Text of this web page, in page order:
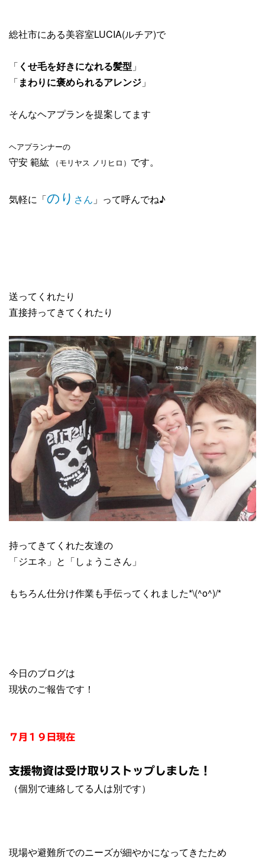
総社市にある美容室LUCIA(ルチア)で
「 くせ毛を好きになれる髪型 」
「まわりに褒められるアレンジ 」
そんなヘアプランを提案してます
ヘアプランナーの
守安 範紘 （モリヤス ノリヒロ） です。
気軽に「のり さん 」って呼んでね♪
送ってくれたり
直接持ってきてくれたり
持ってきてくれた友達の
「ジエネ」と「しょうこさん」
もちろん仕分け作業も手伝ってくれました*\(^o^)/*
今日のブログは
現状のご報告です！
７月１９日現在
支援物資は受け取りストップしました！
（個別で連絡してる人は別です）
現場や避難所でのニーズが細やかになってきたため